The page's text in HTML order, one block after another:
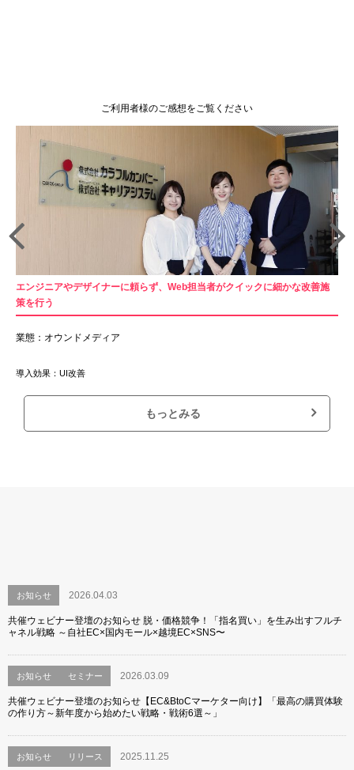
ご利用者様のご感想をご覧ください
エンジニアやデザイナーに頼らず、Web担当者がクイックに細かな改善施
策を行う
業態：オウンドメディア
導入効果：UI改善
もっとみる
お知らせ 2026.04.03
共催ウェビナー登壇のお知らせ 脱・価格競争！「指名買い」を生み出すフルチ
ャネル戦略 ～自社EC×国内モール×越境EC×SNS〜
お知らせ セミナー 2026.03.09
共催ウェビナー登壇のお知らせ【EC&BtoCマーケター向け】「最高の購買体験
の作り方～新年度から始めたい戦略・戦術6選～」
お知らせ リリース 2025.11.25